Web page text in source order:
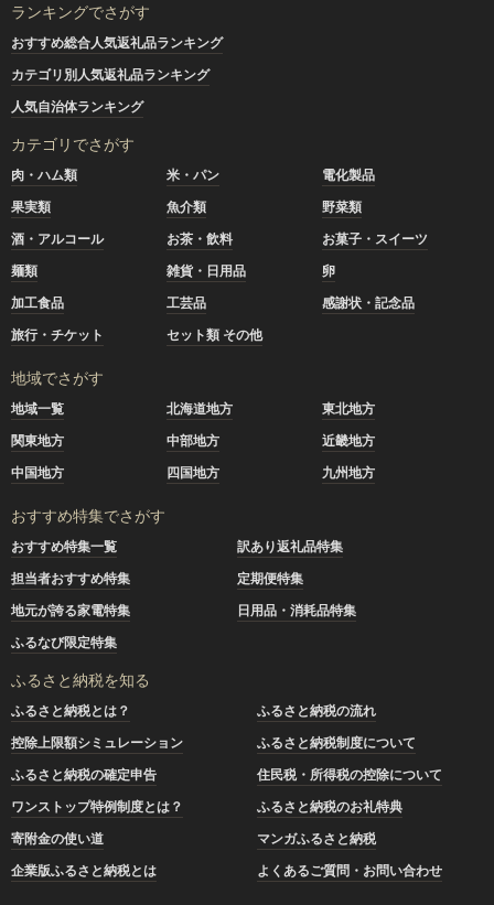
ランキングでさがす
おすすめ総合人気返礼品ランキング
カテゴリ別人気返礼品ランキング
人気自治体ランキング
カテゴリでさがす
肉・ハム類 米・パン
電化製品
果実類
魚介類
野菜類
酒・アルコール
お茶・飲料
お菓子・スイーツ
麺類
雑貨・日用品
卵
加工食品
工芸品
感謝状・記念品
旅行・チケット
セット類 その他
地域でさがす
地域一覧 北海道地方
東北地方
関東地方
中部地方
近畿地方
中国地方
四国地方 九州地方
おすすめ特集でさがす
おすすめ特集一覧
訳あり返礼品特集
担当者おすすめ特集
定期便特集
地元が誇る家電特集
日用品・消耗品特集
ふるなび限定特集
ふるさと納税を知る
ふるさと納税とは？
ふるさと納税の流れ
控除上限額シミュレーション
ふるさと納税制度について
ふるさと納税の確定申告
住民税・所得税の控除について
ワンストップ特例制度とは？
ふるさと納税のお礼特典
寄附金の使い道
マンガふるさと納税
企業版ふるさと納税とは
よくあるご質問・お問い合わせ